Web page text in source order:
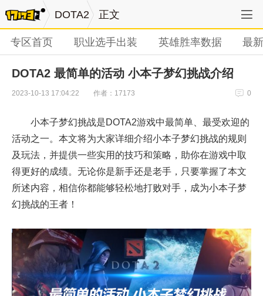
DOTA2 正文
专区首页 职业选手出装 英雄胜率数据 最
DOTA2 最简单的活动 小本子梦幻挑战介绍
2023-10-13 17:04:22 作者：17173 0
小本子梦幻挑战是DOTA2游戏中最简单、最受欢迎的
活动之一。本文将为大家详细介绍小本子梦幻挑战的规则
及玩法，并提供一些实用的技巧和策略，助你在游戏中取
得更好的成绩。无论你是新手还是老手，只要掌握了本文
所述内容，相信你都能够轻松地打败对手，成为小本子梦
幻挑战的王者！